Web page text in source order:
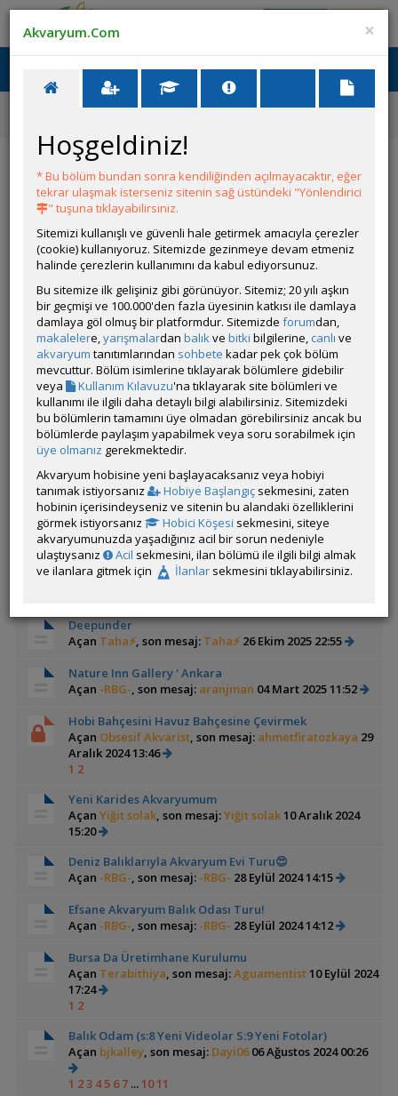
Ana Menü
Ana Sayfa
Forum
Akvaryum Tanıtımı
Hobihane Tanıtımları
YENİ KONU AÇ
KONULAR
Eklenir
Açanvolkanon
ⓘ Konu veya mesajlarınıza YouTube (shorts
dahil) doğru & sorunsuz eklemek için buraya
bakınız.
Haycan Akvaryum Ve Petshop Kuruluyor (fotoğraflı)
Açan safakinan , son mesaj:MuratOzdemir06 Ocak
2026 14:53
12
Akvaryum Ofisim
Açan-RBG-, son mesaj:-RBG-07 Kasım 2025 22:32
Lamprologus Signatüs
Açanmuhammet abaci , son mesaj:SahinTaskin
Kasım 2025 20:50
Yeni ' Büyük Akvaryum Odası & Stüdyo ' Projem -
Deepunder
Açan Taha⚡, son mesaj: Taha⚡26 Ekim 2025 22:55
Nature Inn Gallery ' Ankara
Açan -RBG-, son mesaj: aranjman 04 Mart 2025 11:52
Hobi Bahçesini Havuz Bahçesine Çevirmek
Açan Obsesif Akvarist, son mesaj: ahmetfiratozkaya 29
Aralık 2024 13:46
1 2
Yeni Karides Akvaryumum
Açan Yiğit solak, son mesaj:Yiğit solak10 Aralık 2024
15:20
Deniz Balıklarıyla Akvaryum Evi Turu😍
Açan -RBG-, son mesaj: -RBG- 28 Eylül 2024 14:15
Efsane Akvaryum Balık Odası Turu!
Açan -RBG-, son mesaj: -RBG- 28 Eylül 2024 14:12
Bursa Da Üretimhane Kurulumu
Açan Terabithiya, son mesaj:Aguamentist10 Eylül 2024
17:24
1 2
Balık Odam (s:8 Yeni Videolar S:9 Yeni Fotolar)
Açan bjkalley, son mesaj: Dayi0606 Ağustos 2024 00:26
1 23 45 6 7... 10 11
×
Akvaryum.Com
Hoşgeldiniz!
* Bu bölüm bundan sonra kendiliğinden açılmayacaktır, eğer
tekrar ulaşmak isterseniz sitenin sağ üstündeki "Yönlendirici
" tuşuna tıklayabilirsiniz.
Sitemizi kullanışlı ve güvenli hale getirmek amacıyla çerezler
(cookie) kullanıyoruz. Sitemizde gezinmeye devam etmeniz
halinde çerezlerin kullanımını da kabul ediyorsunuz.
Bu sitemize ilk gelişiniz gibi görünüyor. Sitemiz; 20 yılı aşkın
bir geçmişi ve 100.000'den fazla üyesinin katkısı ile damlaya
damlaya göl olmuş bir platformdur. Sitemizde forumdan,
makalelere,yarışmalardan balıkve bitki bilgilerine, canlı ve
akvaryum tanıtımlarından sohbete kadar pek çok bölüm
mevcuttur. Bölüm isimlerine tıklayarak bölümlere gidebilir
veya
Kullanım Kılavuzu'na tıklayarak site bölümleri ve
kullanımı ile ilgili daha detaylı bilgi alabilirsiniz. Sitemizdeki
bu bölümlerin tamamını üye olmadan görebilirsiniz ancak bu
bölümlerde paylaşım yapabilmek veya soru sorabilmek için
üye olmanız gerekmektedir.
Akvaryum hobisine yeni başlayacaksanız veya hobiyi
tanımak istiyorsanız
Hobiye Başlangıç sekmesini, zaten
hobinin içerisindeyseniz ve sitenin bu alandaki özelliklerini
görmek istiyorsanız
Hobici Köşesi sekmesini, siteye
akvaryumunuzda yaşadığınız acil bir sorun nedeniyle
ulaştıysanız
Acil sekmesini, ilan bölümü ile ilgili bilgi almak
ve ilanlara gitmek için
İlanlar sekmesini tıklayabilirsiniz.